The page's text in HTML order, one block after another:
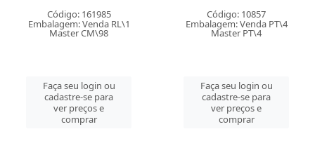
Código: 10857
Embalagem: Venda PT\4
Master PT\4
Faça seu login ou
cadastre-se para
ver preços e
comprar
Código: 161987
Embalagem: Venda RL\1
Master CM\60
Faça seu login ou
cadastre-se para
ver preços e
comprar